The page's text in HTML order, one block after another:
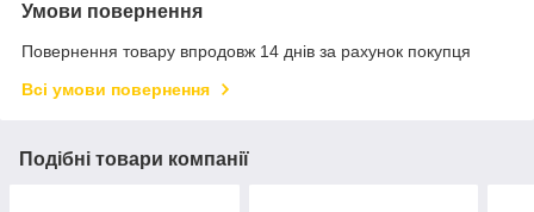
Умови повернення
Повернення товару впродовж 14 днів за рахунок покупця
Всі умови повернення
Подібні товари компанії